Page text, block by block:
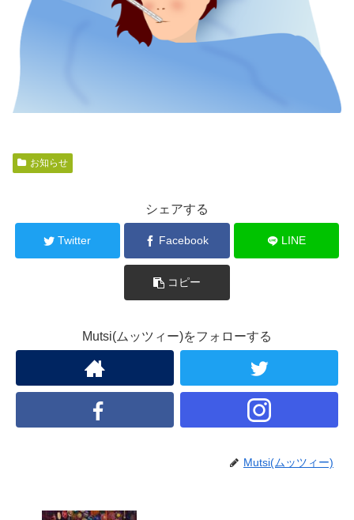
お知らせ
シェアする
Twitter Facebook LINE
コピー
Mutsi(ムッツィー)をフォローする
Mutsi(ムッツィー)